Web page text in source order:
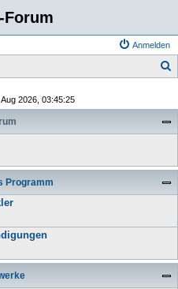
Forum
Anmelden
2026, 03:45:25
Programm